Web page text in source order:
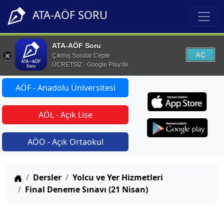
ATA-AÖF SORU
ATA-AÖF Soru
Çıkmış Sorular Cepte
ÜCRETSİZ - Google Play'de
AÇ
AÖF - Anadolu Üniversitesi
AÖL - Açık Lise
AÖO - Açık Ortaokul
Anasayfa
Dersler
Yolcu ve Yer Hizmetleri
Final Deneme Sınavı (21 Nisan)